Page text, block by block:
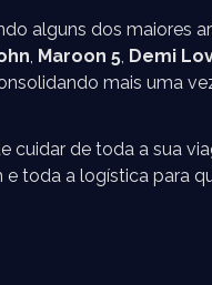
alguns dos maiores
, Maroon 5, Demi
mais uma
cuidar de toda a sua
toda a logística para